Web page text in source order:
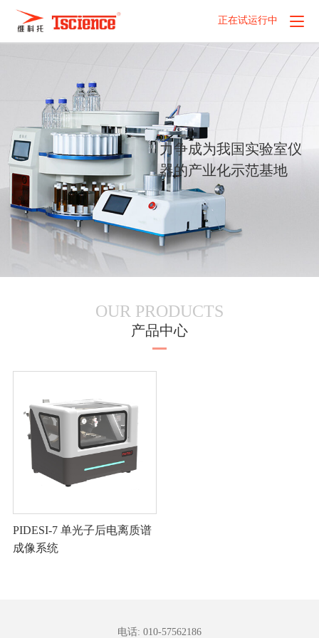
正在试运行中
力争成为我国实验室仪
器的产业化示范基地
OUR PRODUCTS
产品中心
PIDESI-7 单光子后电离质谱
成像系统
电话: 010-57562186